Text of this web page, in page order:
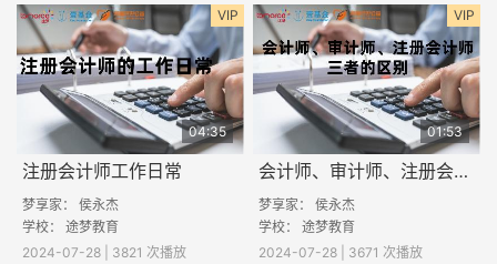
VIP
04:35
注册会计师工作日常
梦享家： 侯永杰
学校： 途梦教育
2024-07-28 | 3821 次播放
VIP
01:53
会计师、审计师、注册会计师三者的区别
梦享家： 侯永杰
学校： 途梦教育
2024-07-28 | 3671 次播放